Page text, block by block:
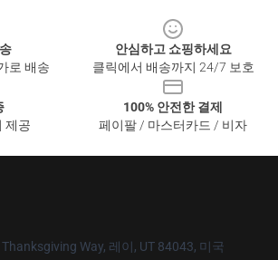
로 배송
안심하고 쇼핑하세요
클릭에서 배송까지 24/7 보호
제공
100% 안전한 결제
페이팔 / 마스터카드 / 비자
Way, 레이, UT 84043, 미국